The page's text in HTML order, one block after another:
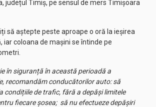
județul Timiș, pe sensul de mers Timișoara
să aștepte peste aproape o oră la ieșirea
iar coloana de mașini se întinde pe
în siguranță în această perioadă a
recomandăm conducătorilor auto: să
condițiile de trafic, fără a depăși limitele
fiecare șosea; să nu efectueze depășiri